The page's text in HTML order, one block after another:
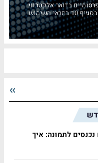
בדואר אלקטרוני
השימוש
לתמונה: איך